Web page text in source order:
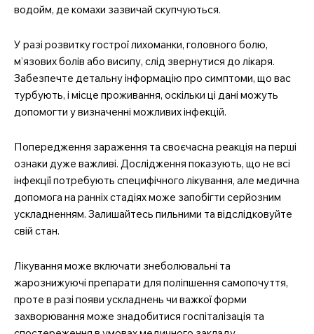
водойм, де комахи зазвичай скупчуються.
У разі розвитку гострої лихоманки, головного болю,
м’язових болів або висипу, слід звернутися до лікаря.
Забезпечте детальну інформацію про симптоми, що вас
турбують, і місце проживання, оскільки ці дані можуть
допомогти у визначенні можливих інфекцій.
Попередження зараження та своєчасна реакція на перші
ознаки дуже важливі. Дослідження показують, що не всі
інфекції потребують специфічного лікування, але медична
допомога на ранніх стадіях може запобігти серйозним
ускладненням. Залишайтесь пильними та відслідковуйте
свій стан.
Лікування може включати знеболювальні та
жарознижуючі препарати для поліпшення самопочуття,
проте в разі появи ускладнень чи важкої форми
захворювання може знадобитися госпіталізація та